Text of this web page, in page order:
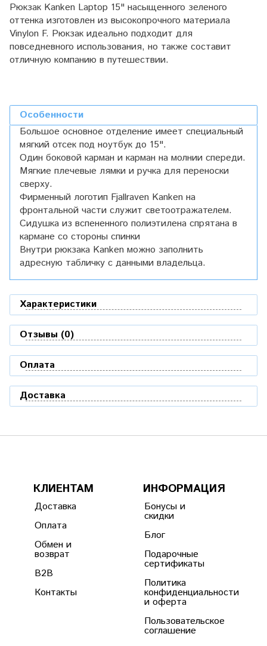
Рюкзак Kanken Laptop 15" насыщенного зеленого
оттенка изготовлен из высокопрочного материала
Vinylon F. Рюкзак идеально подходит для
повседневного использования, но также составит
отличную компанию в путешествии.
Особенности
Большое основное отделение имеет специальный
мягкий отсек под ноутбук до 15".
Один боковой карман и карман на молнии спереди.
Мягкие плечевые лямки и ручка для переноски
сверху.
Фирменный логотип Fjallraven Kanken на
фронтальной части служит светоотражателем.
Сидушка из вспененного полиэтилена спрятана в
кармане со стороны спинки
Внутри рюкзака Kanken можно заполнить
адресную табличку с данными владельца.
Характеристики
Отзывы (0)
Оплата
Доставка
КЛИЕНТАМ
Доставка
Оплата
Обмен и
возврат
B2B
Контакты
ИНФОРМАЦИЯ
Бонусы и
скидки
Блог
Подарочные
сертификаты
Политика
конфиденциальности
и оферта
Пользовательское
соглашение